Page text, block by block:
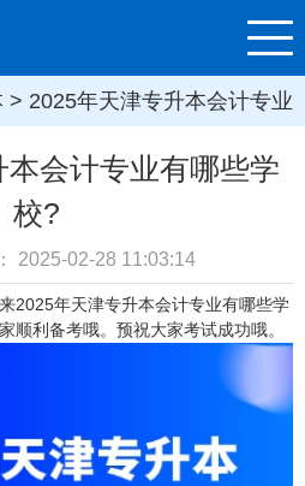
> 2025年天津专升本会计专业
会计专业有哪些学
校?
2025-02-28 11:03:14
2025年天津专升本会计专业有哪些学
顺利备考哦。预祝大家考试成功哦。